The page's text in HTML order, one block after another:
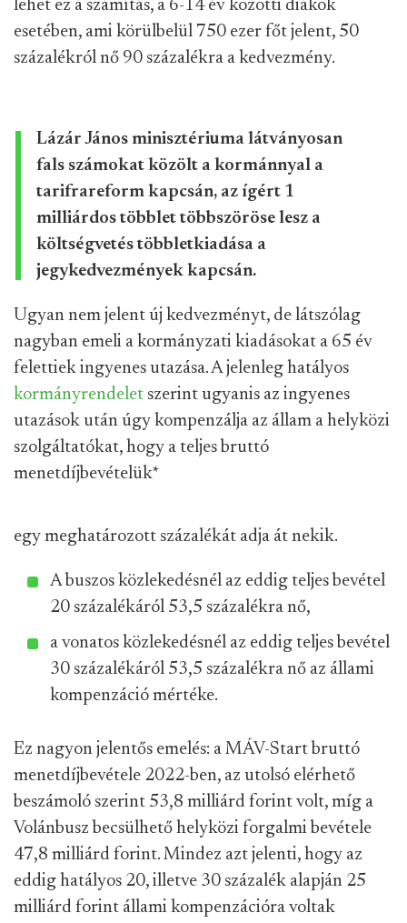
lehet ez a számítás, a 6-14 év közötti diákok
esetében, ami körülbelül 750 ezer főt jelent, 50
százalékról nő 90 százalékra a kedvezmény.
Lázár János minisztériuma látványosan
fals számokat közölt a kormánnyal a
tarifrareform kapcsán, az ígért 1
milliárdos többlet többszöröse lesz a
költségvetés többletkiadása a
jegykedvezmények kapcsán.
Ugyan nem jelent új kedvezményt, de látszólag
nagyban emeli a kormányzati kiadásokat a 65 év
felettiek ingyenes utazása. A jelenleg hatályos
kormányrendelet szerint ugyanis az ingyenes
utazások után úgy kompenzálja az állam a helyközi
szolgáltatókat, hogy a teljes bruttó
menetdíjbevételük*
egy meghatározott százalékát adja át nekik.
A buszos közlekedésnél az eddig teljes bevétel
20 százalékáról 53,5 százalékra nő,
a vonatos közlekedésnél az eddig teljes bevétel
30 százalékáról 53,5 százalékra nő az állami
kompenzáció mértéke.
Ez nagyon jelentős emelés: a MÁV-Start bruttó
menetdíjbevétele 2022-ben, az utolsó elérhető
beszámoló szerint 53,8 milliárd forint volt, míg a
Volánbusz becsülhető helyközi forgalmi bevétele
47,8 milliárd forint. Mindez azt jelenti, hogy az
eddig hatályos 20, illetve 30 százalék alapján 25
milliárd forint állami kompenzációra voltak